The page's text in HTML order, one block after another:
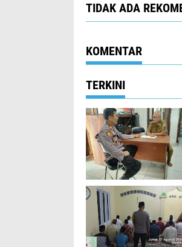
TIDAK ADA
KOMENTAR
TERKINI